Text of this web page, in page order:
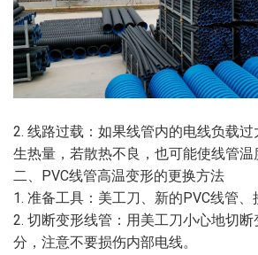
2. 线路过载：如果线管内的电线负载
生热量，若散热不良，也可能使线管温
二、PVC线管高温变形的更换方法
1. 准备工具：美工刀、新的PVC线管、
2. 切断变形线管：用美工刀小心地切断
分，注意不要损伤内部电线。